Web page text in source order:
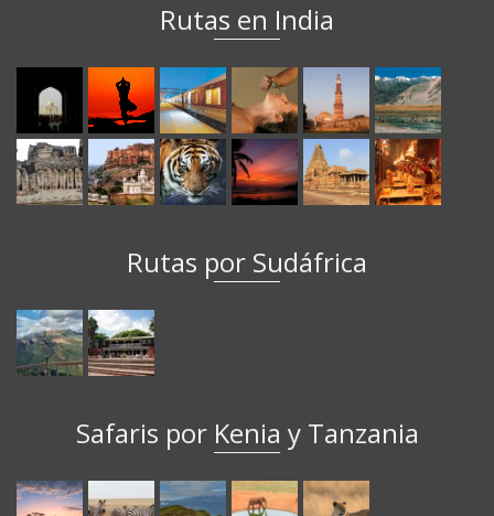
Rutas en India
Rutas por Sudáfrica
Safaris por Kenia y Tanzania